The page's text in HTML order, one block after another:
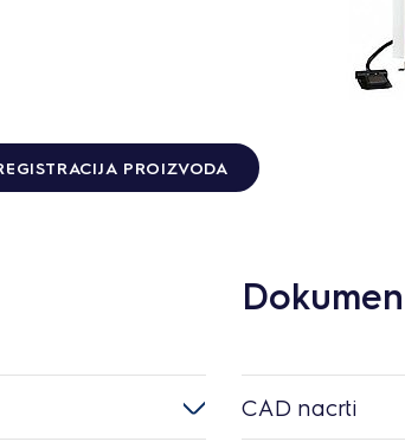
PROIZVODA
CAD nacrti